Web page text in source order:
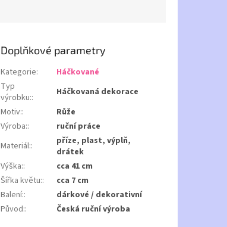
Doplňkové parametry
Kategorie:
Háčkované
Typ
výrobku::
Háčkovaná dekorace
Motiv::
Růže
Výroba::
ruční práce
Materiál::
příze, plast, výplň,
drátek
Výška::
cca 41 cm
Šířka květu::
cca 7 cm
Balení::
dárkové / dekorativní
Původ:: Česká ruční výroba